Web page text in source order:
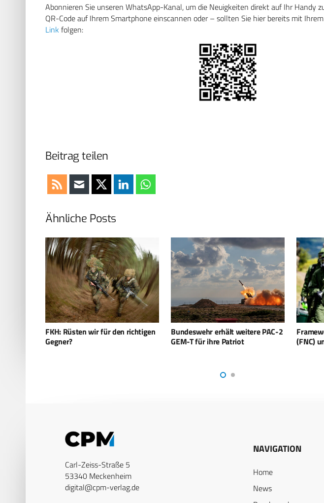
Abonnieren Sie unseren WhatsApp-Kanal, um die Neuigkeiten direkt auf Ihr Handy
QR-Code auf Ihrem Smartphone einscannen oder – sollten Sie hier bereits mit
Link folgen:
Beitrag teilen
Ähnliche Posts
Bundeswehr erhält weitere PAC-2
GEM-T für ihre Patriot
Framework Nations Concept
(FNC) und Multinationalität
Airbus
Carl-Zeiss-Straße 5
53340 Meckenheim
digital@cpm-verlag.de
NAVIGATION
Home
News